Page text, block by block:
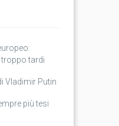
troppo tardi
Vladimir Putin
più tesi